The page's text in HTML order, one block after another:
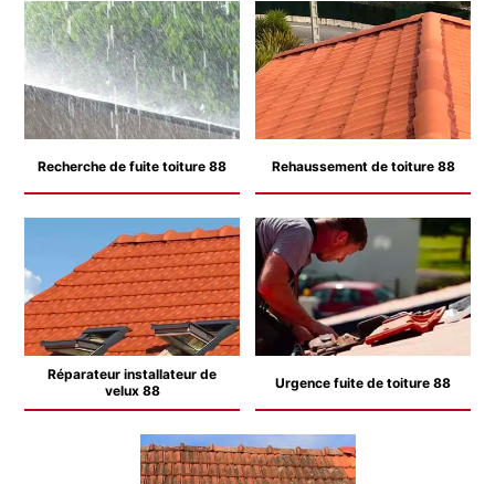
Recherche de fuite toiture 88 Rehaussement de toiture 88
Réparateur installateur de
velux 88
Urgence fuite de toiture 88